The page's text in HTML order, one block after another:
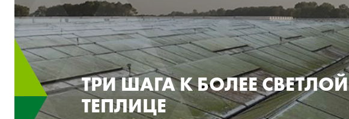
ТРИ ШАГА К БОЛЕЕ СВЕТЛОЙ
ТЕПЛИЦЕ